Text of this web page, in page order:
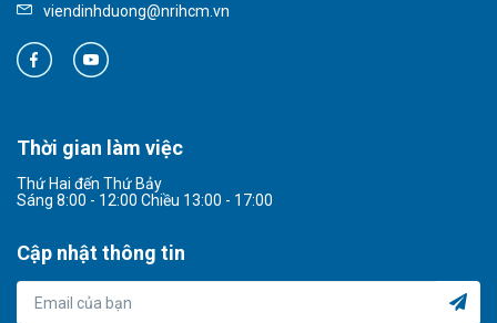
viendinhduong@nrihcm.vn
Thời gian làm việc
Thứ Hai đến Thứ Bảy
Sáng 8:00 - 12:00 Chiều 13:00 - 17:00
Cập nhật thông tin